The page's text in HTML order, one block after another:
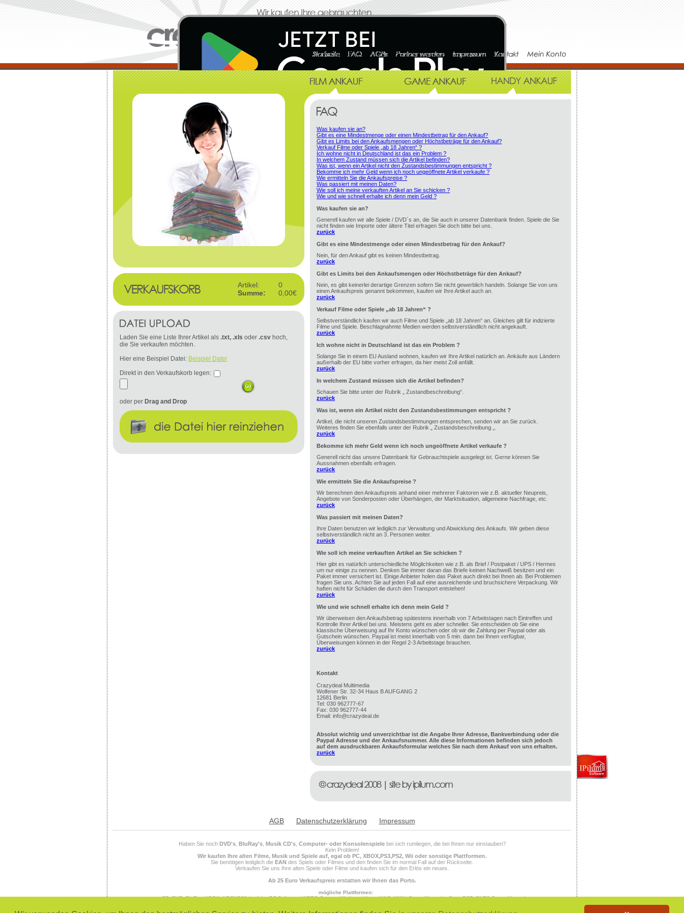
Was kaufen sie an?
Gibt es eine Mindestmenge oder einen Mindestbetrag für den Ankauf?
Gibt es Limits bei den Ankaufsmengen oder Höchstbeträge für den Ankauf?
Verkauf Filme oder Spiele „ab 18 Jahren“ ?
Ich wohne nicht in Deutschland ist das ein Problem ?
In welchem Zustand müssen sich die Artikel befinden?
Was ist, wenn ein Artikel nicht den Zustandsbestimmungen entspricht ?
Bekomme ich mehr Geld wenn ich noch ungeöffnete Artikel verkaufe ?
Wie ermitteln Sie die Ankaufspreise ?
Was passiert mit meinen Daten?
Wie soll ich meine verkauften Artikel an Sie schicken ?
Wie und wie schnell erhalte ich denn mein Geld ?
Was kaufen sie an?
Generell kaufen wir alle Spiele / DVD´s an, die Sie auch in unserer Datenbank finden. Spiele die Sie
nicht finden wie Importe oder ältere Titel erfragen Sie doch bitte bei uns.
zurück
Gibt es eine Mindestmenge oder einen Mindestbetrag für den Ankauf?
Nein, für den Ankauf gibt es keinen Mindestbetrag.
zurück
Gibt es Limits bei den Ankaufsmengen oder Höchstbeträge für den Ankauf?
Nein, es gibt keinerlei derartige Grenzen sofern Sie nicht gewerblich handeln. Solange Sie von uns
einen Ankaufspreis genannt bekommen, kaufen wir Ihre Artikel auch an.
zurück
Verkauf Filme oder Spiele „ab 18 Jahren“ ?
Selbstverständlich kaufen wir auch Filme und Spiele „ab 18 Jahren“ an. Gleiches gilt für indizierte
Filme und Spiele. Beschlagnahmte Medien werden selbstverständlich nicht angekauft.
zurück
Ich wohne nicht in Deutschland ist das ein Problem ?
Solange Sie in einem EU Ausland wohnen, kaufen wir Ihre Artikel natürlich an. Ankäufe aus Ländern
außerhalb der EU bitte vorher erfragen, da hier meist Zoll anfällt.
zurück
In welchem Zustand müssen sich die Artikel befinden?
Schauen Sie bitte unter der Rubrik „ Zustandbeschreibung“.
zurück
Was ist, wenn ein Artikel nicht den Zustandsbestimmungen entspricht ?
Artikel, die nicht unseren Zustandsbestimmungen entsprechen, senden wir an Sie zurück.
Weiteres finden Sie ebenfalls unter der Rubrik „ Zustandsbeschreibung „.
zurück
Bekomme ich mehr Geld wenn ich noch ungeöffnete Artikel verkaufe ?
Generell nicht das unsere Datenbank für Gebrauchtspiele ausgelegt ist. Gerne können Sie
Aussnahmen ebenfalls erfragen.
zurück
Wie ermitteln Sie die Ankaufspreise ?
Wir berechnen den Ankaufspreis anhand einer mehrerer Faktoren wie z.B. aktueller Neupreis,
Angebote von Sonderposten oder Überhängen, der Marktsituation, allgemeine Nachfrage, etc.
zurück
Was passiert mit meinen Daten?
Ihre Daten benutzen wir lediglich zur Verwaltung und Abwicklung des Ankaufs. Wir geben diese
selbstverständlich nicht an 3. Personen weiter.
zurück
Wie soll ich meine verkauften Artikel an Sie schicken ?
Hier gibt es natürlich unterschiedliche Möglichkeiten wie z.B. als Brief / Postpaket / UPS / Hermes
um nur einige zu nennen. Denken Sie immer daran das Briefe keinen Nachweiß besitzen und ein
Paket immer versichert ist. Einige Anbieter holen das Paket auch direkt bei Ihnen ab. Bei Problemen
fragen Sie uns. Achten Sie auf jeden Fall auf eine ausreichende und bruchsichere Verpackung. Wir
haften nicht für Schäden die durch den Transport entstehen!
zurück
Wie und wie schnell erhalte ich denn mein Geld ?
Wir überweisen den Ankaufsbetrag spätestens innerhalb von 7 Arbeitstagen nach Eintreffen und
Kontrolle Ihrer Artikel bei uns. Meistens geht es aber schneller. Sie entscheiden ob Sie eine
klassische Überweisung auf Ihr Konto wünschen oder ob wir die Zahlung per Paypal oder als
Gutschein wünschen. Paypal ist meist innerhalb von 5 min. dann bei Ihnen verfügbar,
Überweisungen können in der Regel 2-3 Arbeitstage brauchen.
zurück
Kontakt
Crazydeal Multimedia
Wolfener Str. 32-34 Haus B AUFGANG 2
12681 Berlin
Tel: 030 962777-67
Fax: 030 962777-44
Email: info@crazydeal.de
Absolut wichtig und unverzichtbar ist die Angabe Ihrer Adresse, Bankverbindung oder die
Paypal Adresse und der Ankaufsnummer. Alle diese Informationen befinden sich jedoch
auf dem ausdruckbaren Ankaufsformular welches Sie nach dem Ankauf von uns erhalten.
zurück
Artikel:
0
Summe:
0,00€
Laden Sie eine Liste Ihrer Artikel als .txt, .xls oder .csv hoch,
die Sie verkaufen möchten.
Hier eine Beispiel Datei: Beispiel Datei
Direkt in den Verkaufskorb legen:
oder per Drag and Drop
AGB Datenschutzerklärung Impressum
Haben Sie noch DVD's, BluRay's, Musik CD's, Computer- oder Konsolenspielebei sich rumliegen, die bei Ihnen nur einstauben?
Kein Problem!
Wir kaufen Ihre alten Filme, Musik und Spiele auf, egal ob PC, XBOX,PS3,PS2, Wii oder sonstige Plattformen.
Sie benötigen lediglich die EAN des Spiels oder Filmes und den finden Sie im normal Fall auf der Rückseite.
Verkaufen Sie uns Ihre alten Spiele oder Filme und kaufen sich für den Erlös ein neues.
Ab 25 Euro Verkaufspreis erstatten wir Ihnen das Porto.
mögliche Plattformen:
CD, DVD, BluRay, XBOX, XBOX360, jegliche PC Software, VIDEO Games, Windows, Linux, MAC, UNIX, Super Nintendo, Sony PSP, SNES Super Nintendo,